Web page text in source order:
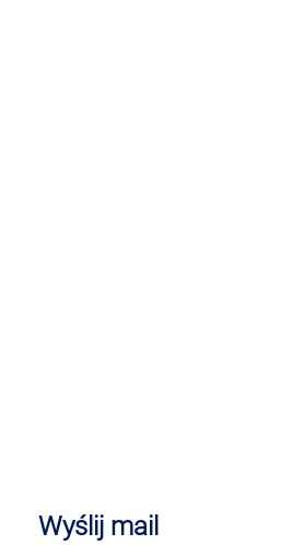
Wyślij mail